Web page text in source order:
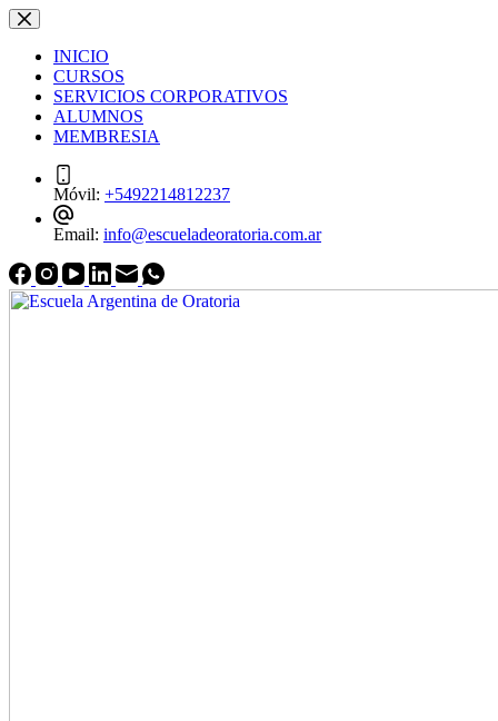
Saltar
contenido
Saltar
contenidoINICIO
CURSOS
SERVICIOS CORPORATIVOS
ALUMNOS
MEMBRESIA
Móvil: +5492214812237
Email: info@escueladeoratoria.com.ar